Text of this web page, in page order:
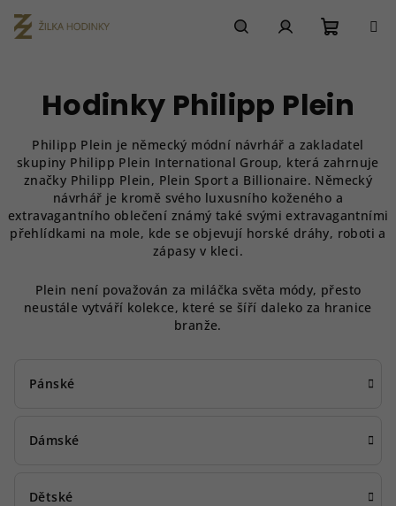
na
obsah
košík
Hodinky Philipp Plein
Philipp Plein je německý módní návrhář a zakladatel
skupiny Philipp Plein International Group, která zahrnuje
značky Philipp Plein, Plein Sport a Billionaire. Německý
návrhář je kromě svého luxusního koženého a
extravagantního oblečení známý také svými extravagantními
přehlídkami na mole, kde se objevují horské dráhy, roboti a
zápasy v kleci.
Plein není považován za miláčka světa módy, přesto
neustále vytváří kolekce, které se šíří daleko za hranice
branže.
Pánské
Dámské
Dětské